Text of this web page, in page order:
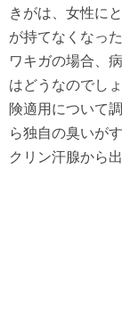
きがは、女性に
が持てなくなっ
ワキガの場合、
はどうなのでし
険適用について
ら独自の臭いが
クリン汗腺から